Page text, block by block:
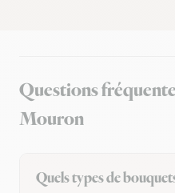
Questions
Mouron
Quels types de